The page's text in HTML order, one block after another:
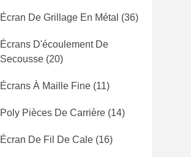
Écran De Grillage En Métal (36)
Écrans D'écoulement De
Secousse (20)
Écrans À Maille Fine (11)
Poly Pièces De Carrière (14)
Écran De Fil De Cale (16)